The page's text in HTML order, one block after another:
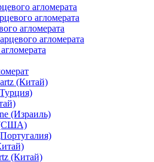
агломерата
агломерата
агломерата
агломерата
(Китай)
(Израиль)
(США)
(Китай)